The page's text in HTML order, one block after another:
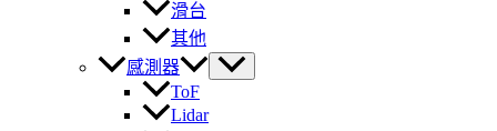
滑台
其他
感測器
ToF
Lidar